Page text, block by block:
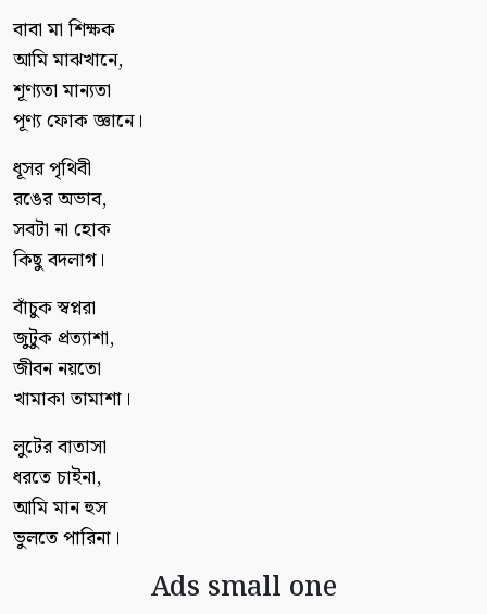
বাবা মা শিক্ষক
আমি মাঝখানে,
শূণ্যতা মান্যতা
পূণ্য ফোক জ্ঞানে।
ধূসর পৃথিবী
রঙের অভাব,
সবটা না হোক
কিছু বদলাগ।
বাঁচুক স্বপ্নরা
জুটুক প্রত্যাশা,
জীবন নয়তো
খামাকা তামাশা।
লুটের বাতাসা
ধরতে চাইনা,
আমি মান হুস
ভুলতে পারিনা।
Ads small one